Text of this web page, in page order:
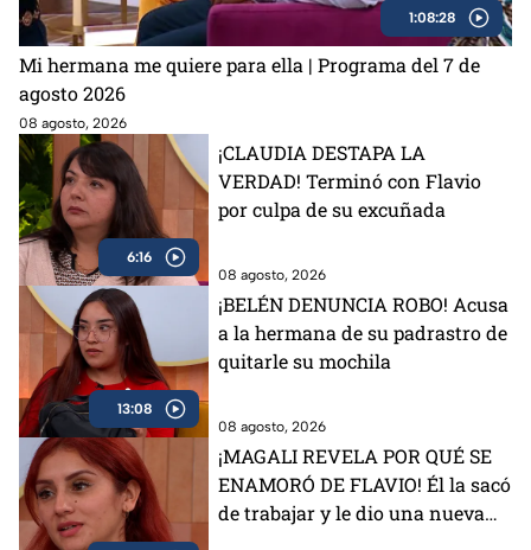
1:08:28
Mi hermana me quiere para ella | Programa del 7 de
agosto 2026
08 agosto, 2026
6:16
¡CLAUDIA DESTAPA LA
VERDAD! Terminó con Flavio
por culpa de su excuñada
08 agosto, 2026
13:08
¡BELÉN DENUNCIA ROBO! Acusa
a la hermana de su padrastro de
quitarle su mochila
08 agosto, 2026
¡MAGALI REVELA POR QUÉ SE
ENAMORÓ DE FLAVIO! Él la sacó
de trabajar y le dio una nueva